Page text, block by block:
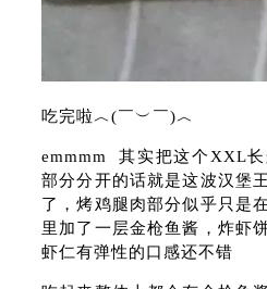
吃完啦︿(￣︶￣)︿
emmmm 其实把这个XXL
部分分开的话就是这波汉堡
了，烤鸡腿肉部分似乎只是
里加了一层金枪鱼酱，炸虾
虾仁有弹性的口感还不错